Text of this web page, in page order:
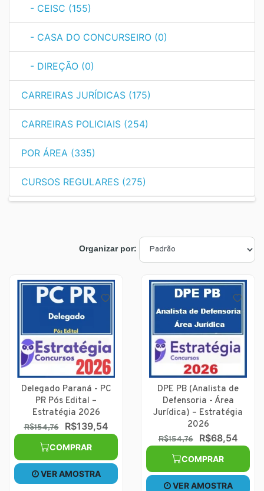
- CEISC (155)
- CASA DO CONCURSEIRO (0)
- DIREÇÃO (0)
CARREIRAS JURÍDICAS (175)
CARREIRAS POLICIAIS (254)
POR ÁREA (335)
CURSOS REGULARES (275)
Organizar por:
Delegado Paraná - PC
PR Pós Edital –
Estratégia 2026
R$154,76 R$139,54
COMPRAR
VER AMOSTRA
DPE PB (Analista de
Defensoria - Área
Jurídica) – Estratégia
2026
R$154,76 R$68,54
COMPRAR
VER AMOSTRA